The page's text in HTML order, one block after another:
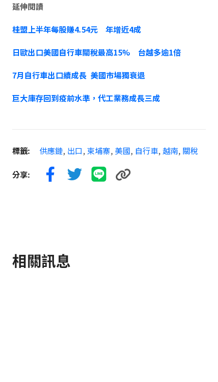
延伸閱讀
桂盟上半年每股賺4.54元 年增近4成
日歐出口美國自行車關稅最高15% 台越多逾1倍
7月自行車出口續成長 美國市場獨衰退
巨大庫存回到疫前水準，代工業務成長三成
標籤: 供應鏈, 出口, 柬埔寨, 美國, 自行車, 越南, 關稅
分享:
相關訊息